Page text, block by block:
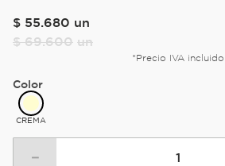
$ 55.680 un
$ 69.600 un
*Precio IVA incluido
Color
CREMA
－